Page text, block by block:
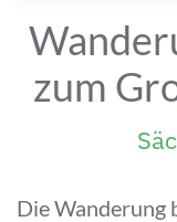
zum
Die Wanderung